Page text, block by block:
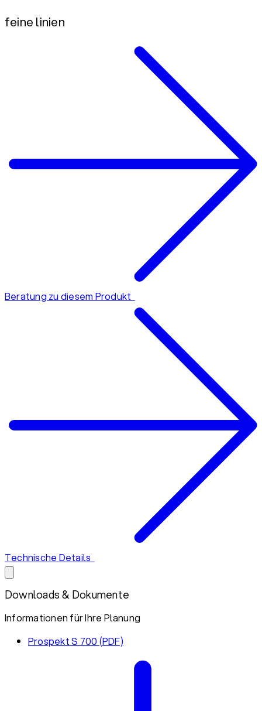
feine linien
Beratung zu diesem Produkt
Technische Details
Downloads & Dokumente
Informationen für Ihre Planung
Prospekt S 700 (PDF)